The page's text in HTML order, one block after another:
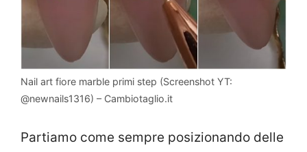
Nail art fiore marble primi step (Screenshot YT:
@newnails1316) – Cambiotaglio.it
Partiamo come sempre posizionando delle